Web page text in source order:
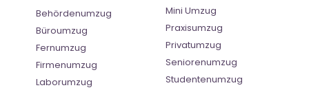
Behördenumzug
Büroumzug
Fernumzug
Firmenumzug
Laborumzug
Mini Umzug
Praxisumzug
Privatumzug
Seniorenumzug
Studentenumzug